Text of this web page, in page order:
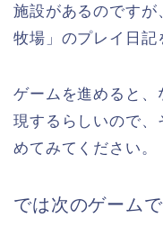
施設があるのですが
牧場」のプレイ日記
ゲームを進めると、
現するらしいので、
めてみてください。
では次のゲーム